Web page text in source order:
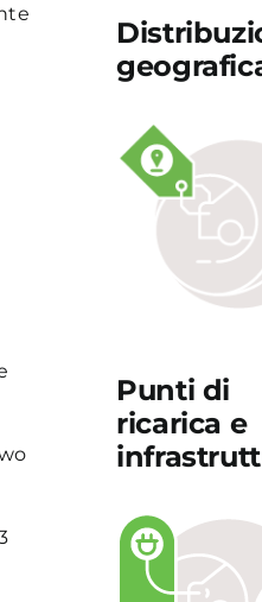
Punti di
ricarica e